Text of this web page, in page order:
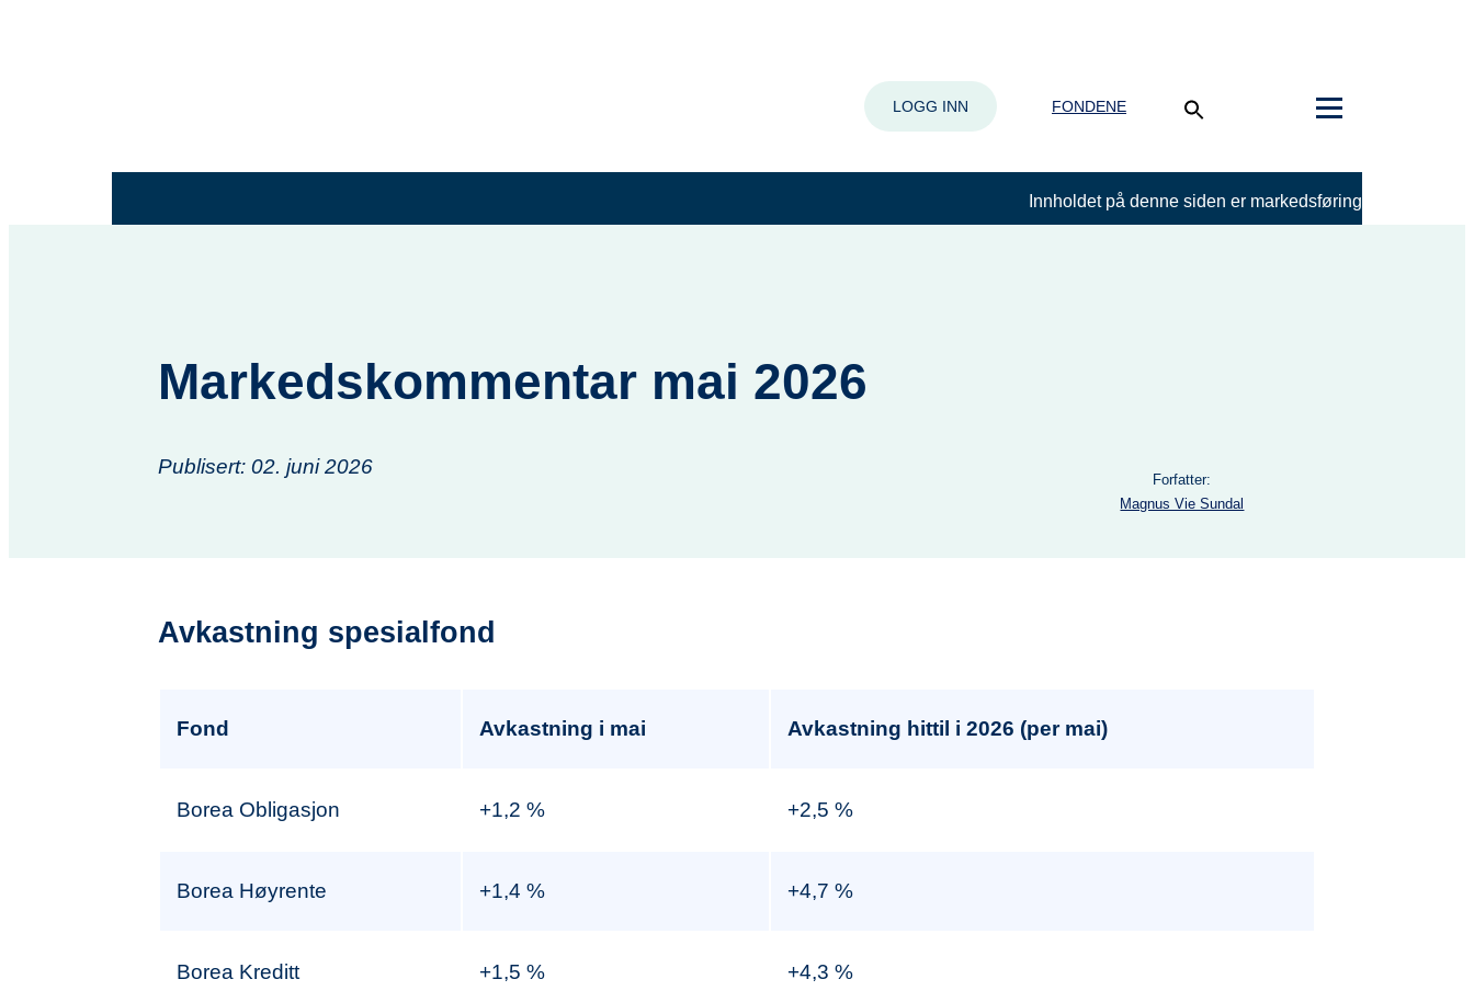
LOGG INN FONDENE
Innholdet på denne siden er markedsføring
Markedskommentar mai 2026
Publisert: 02. juni 2026
Forfatter:
Magnus Vie Sundal
Avkastning spesialfond
Fond Avkastning i mai Avkastning hittil i 2026 (per mai)
Borea Obligasjon +1,2 % +2,5 %
Borea Høyrente +1,4 % +4,7 %
Borea Kreditt +1,5 % +4,3 %